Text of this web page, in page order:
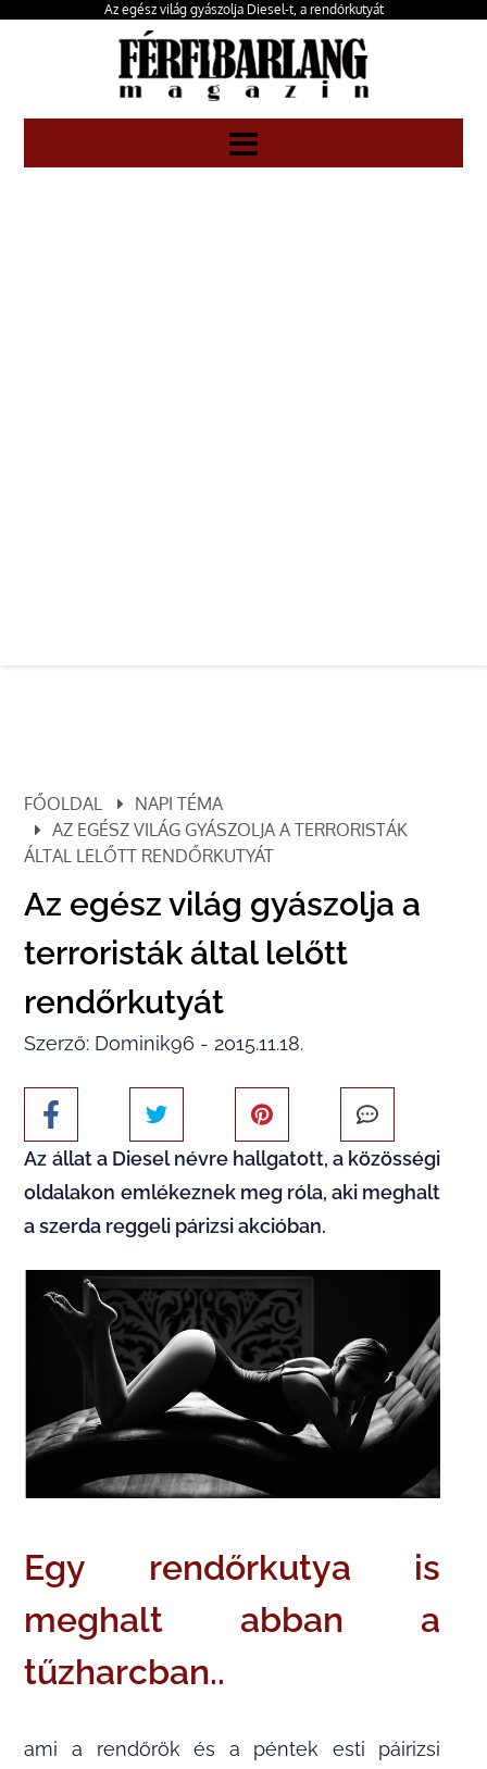
Az egész világ gyászolja Diesel-t, a rendőrkutyát
FŐOLDAL
NAPI TÉMA
AZ EGÉSZ VILÁG GYÁSZOLJA A TERRORISTÁK
ÁLTAL LELŐTT RENDŐRKUTYÁT
Az egész világ gyászolja a
terroristák által lelőtt
rendőrkutyát
Szerző: Dominik96 - 2015.11.18.
Az állat a Diesel névre hallgatott, a közösségi
oldalakon emlékeznek meg róla, aki meghalt
a szerda reggeli párizsi akcióban.
Egy rendőrkutya is
meghalt abban a
tűzharcban..
ami a rendőrök és a péntek esti páirizsi